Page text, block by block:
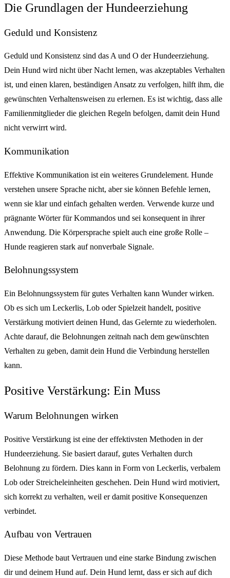
Die Grundlagen der Hundeerziehung
Geduld und Konsistenz
Geduld und Konsistenz sind das A und O der Hundeerziehung.
Dein Hund wird nicht über Nacht lernen, was akzeptables Verhalten
ist, und einen klaren, beständigen Ansatz zu verfolgen, hilft ihm, die
gewünschten Verhaltensweisen zu erlernen. Es ist wichtig, dass alle
Familienmitglieder die gleichen Regeln befolgen, damit dein Hund
nicht verwirrt wird.
Kommunikation
Effektive Kommunikation ist ein weiteres Grundelement. Hunde
verstehen unsere Sprache nicht, aber sie können Befehle lernen,
wenn sie klar und einfach gehalten werden. Verwende kurze und
prägnante Wörter für Kommandos und sei konsequent in ihrer
Anwendung. Die Körpersprache spielt auch eine große Rolle –
Hunde reagieren stark auf nonverbale Signale.
Belohnungssystem
Ein Belohnungssystem für gutes Verhalten kann Wunder wirken.
Ob es sich um Leckerlis, Lob oder Spielzeit handelt, positive
Verstärkung motiviert deinen Hund, das Gelernte zu wiederholen.
Achte darauf, die Belohnungen zeitnah nach dem gewünschten
Verhalten zu geben, damit dein Hund die Verbindung herstellen
kann.
Positive Verstärkung: Ein Muss
Warum Belohnungen wirken
Positive Verstärkung ist eine der effektivsten Methoden in der
Hundeerziehung. Sie basiert darauf, gutes Verhalten durch
Belohnung zu fördern. Dies kann in Form von Leckerlis, verbalem
Lob oder Streicheleinheiten geschehen. Dein Hund wird motiviert,
sich korrekt zu verhalten, weil er damit positive Konsequenzen
verbindet.
Aufbau von Vertrauen
Diese Methode baut Vertrauen und eine starke Bindung zwischen
dir und deinem Hund auf. Dein Hund lernt, dass er sich auf dich